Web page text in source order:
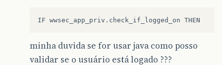
minha duvida se for usar java como posso
validar se o usuário está logado ???